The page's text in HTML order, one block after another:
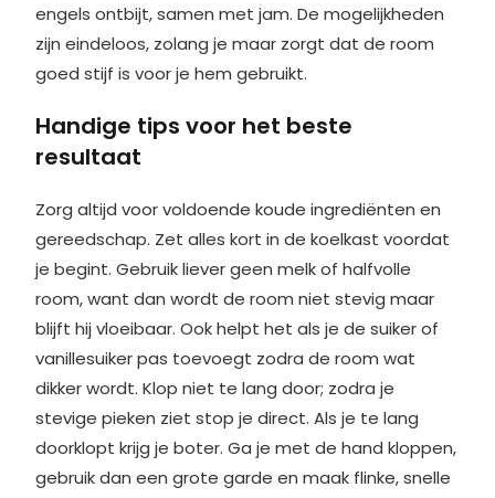
engels ontbijt, samen met jam. De mogelijkheden
zijn eindeloos, zolang je maar zorgt dat de room
goed stijf is voor je hem gebruikt.
Handige tips voor het beste
resultaat
Zorg altijd voor voldoende koude ingrediënten en
gereedschap. Zet alles kort in de koelkast voordat
je begint. Gebruik liever geen melk of halfvolle
room, want dan wordt de room niet stevig maar
blijft hij vloeibaar. Ook helpt het als je de suiker of
vanillesuiker pas toevoegt zodra de room wat
dikker wordt. Klop niet te lang door; zodra je
stevige pieken ziet stop je direct. Als je te lang
doorklopt krijg je boter. Ga je met de hand kloppen,
gebruik dan een grote garde en maak flinke, snelle